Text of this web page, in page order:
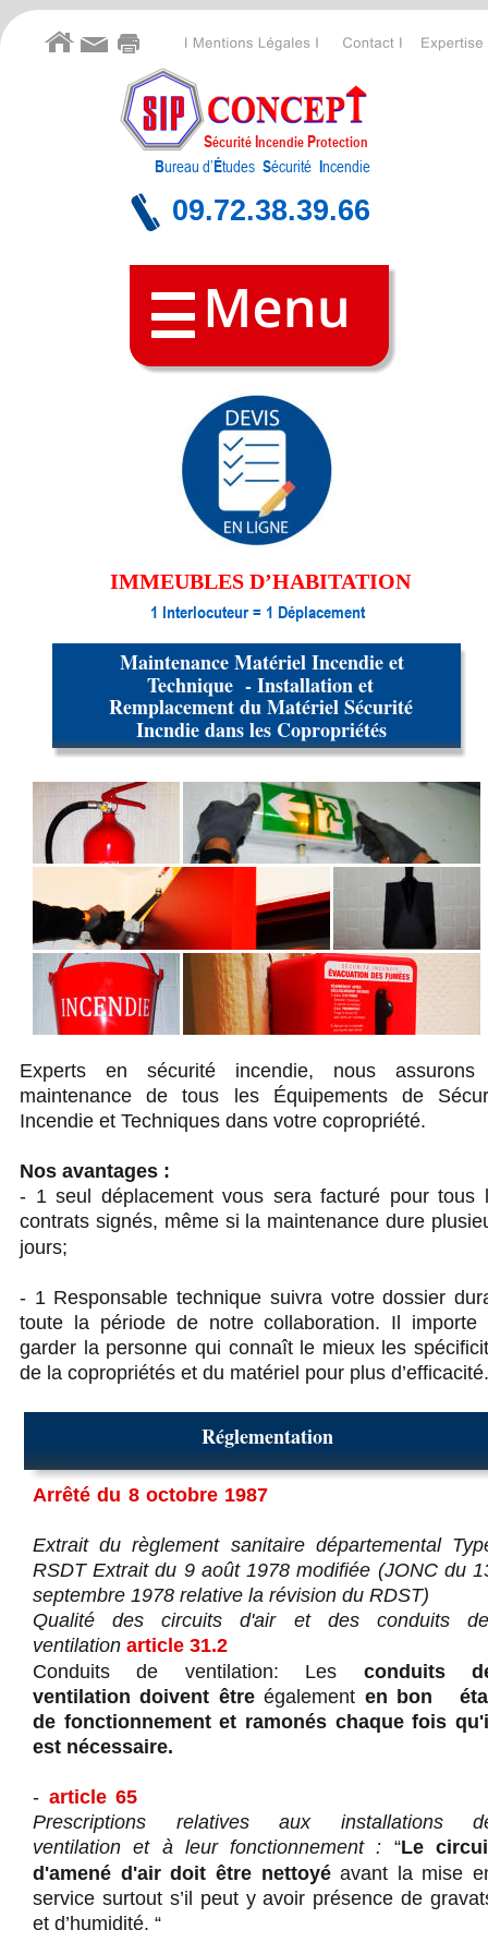
Bureau d’Études Sécurité Incendie
Sécurité Incendie Protection
Réglementation
Arrêté du 8 octobre 1987
Extrait du règlement sanitaire départemental
RSDT Extrait du 9 août 1978 modifiée (JONC du
septembre 1978 relative la révision du RDST)
Qualité des circuits d'air et des conduits
ventilation article 31.2
Conduits de ventilation: Les conduits
ventilation doivent êtreégalement en bon
de fonctionnement et ramonés chaque fois
est nécessaire.
- article 65
Prescriptions relatives aux installations
ventilation et à leur fonctionnement : “Le
d'amené d'air doit être nettoyéavant la mise
service surtout s’il peut y avoir présence de
et d’humidité. “
09.72.38.39.66
Experts en sécurité incendie, nous
maintenance de tous les Équipements de
Incendie et Techniques dans votre copropriété.
Nos avantages :
- 1 seul déplacement vous sera facturé pour tous
contrats signés, même si la maintenance dure
jours;
- 1 Responsable technique suivra votre dossier
toute la période de notre collaboration. Il importe
garder la personne qui connaît le mieux les
de la copropriétés et du matériel pour plus d’efficacité.
Maintenance Matériel Incendie et
Technique  - Installation et
Remplacement du Matériel Sécurité
Incndie dans les Copropriétés
IMMEUBLES D’HABITATION
1 Interlocuteur = 1 Déplacement